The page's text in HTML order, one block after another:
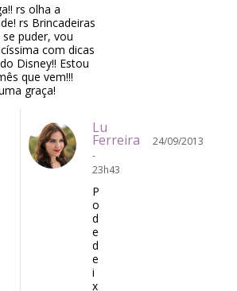
rs olha a
rs Brincadeiras
puder, vou
com dicas
Disney!! Estou
que vem!!!
graça!
Lu
Ferreira
24/09/2013
-
23h43
P
o
d
e
d
e
i
x